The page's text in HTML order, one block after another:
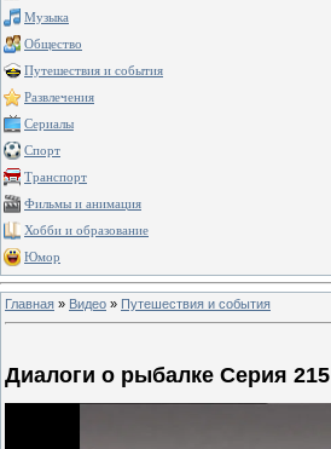
Музыка
Общество
Путешествия и события
Развлечения
Сериалы
Спорт
Транспорт
Фильмы и анимация
Хобби и образование
Юмор
Главная » Видео » Путешествия и события
Диалоги о рыбалке Серия 215